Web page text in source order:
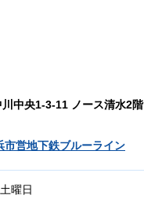
中央1-3-11 ノース清水2階
市営地下鉄ブルーライン
曜日